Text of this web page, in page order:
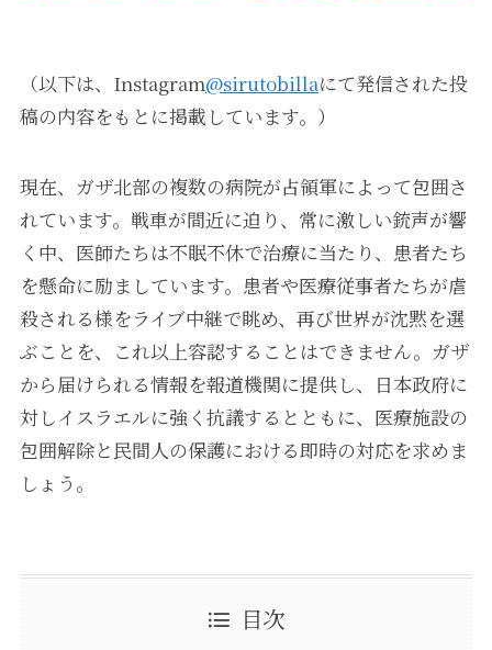
（以下は、Instagram@sirutobillaにて発信された投
稿の内容をもとに掲載しています。）
現在、ガザ北部の複数の病院が占領軍によって包囲さ
れています。戦車が間近に迫り、常に激しい銃声が響
く中、医師たちは不眠不休で治療に当たり、患者たち
を懸命に励ましています。患者や医療従事者たちが虐
殺される様をライブ中継で眺め、再び世界が沈黙を選
ぶことを、これ以上容認することはできません。ガザ
から届けられる情報を報道機関に提供し、日本政府に
対しイスラエルに強く抗議するとともに、医療施設の
包囲解除と民間人の保護における即時の対応を求めま
しょう。
目次